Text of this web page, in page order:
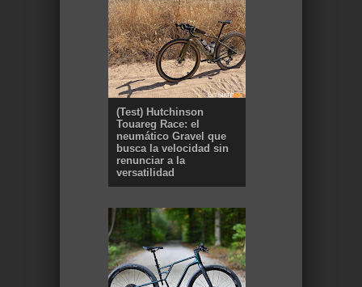
(Test) Hutchinson
Touareg Race: el
neumático Gravel que
busca la velocidad sin
renunciar a la
versatilidad